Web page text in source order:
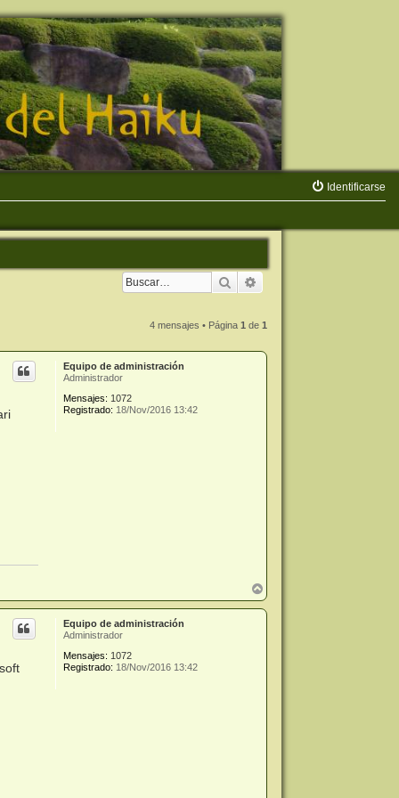
Identificarse
Buscar
4 mensajes • Página1 de1
Equipo de administración
Administrador
Mensajes: 1072
Registrado: 18/Nov/2016 13:42
r
r
Equipo de administración
Administrador
Mensajes: 1072
Registrado: 18/Nov/2016 13:42